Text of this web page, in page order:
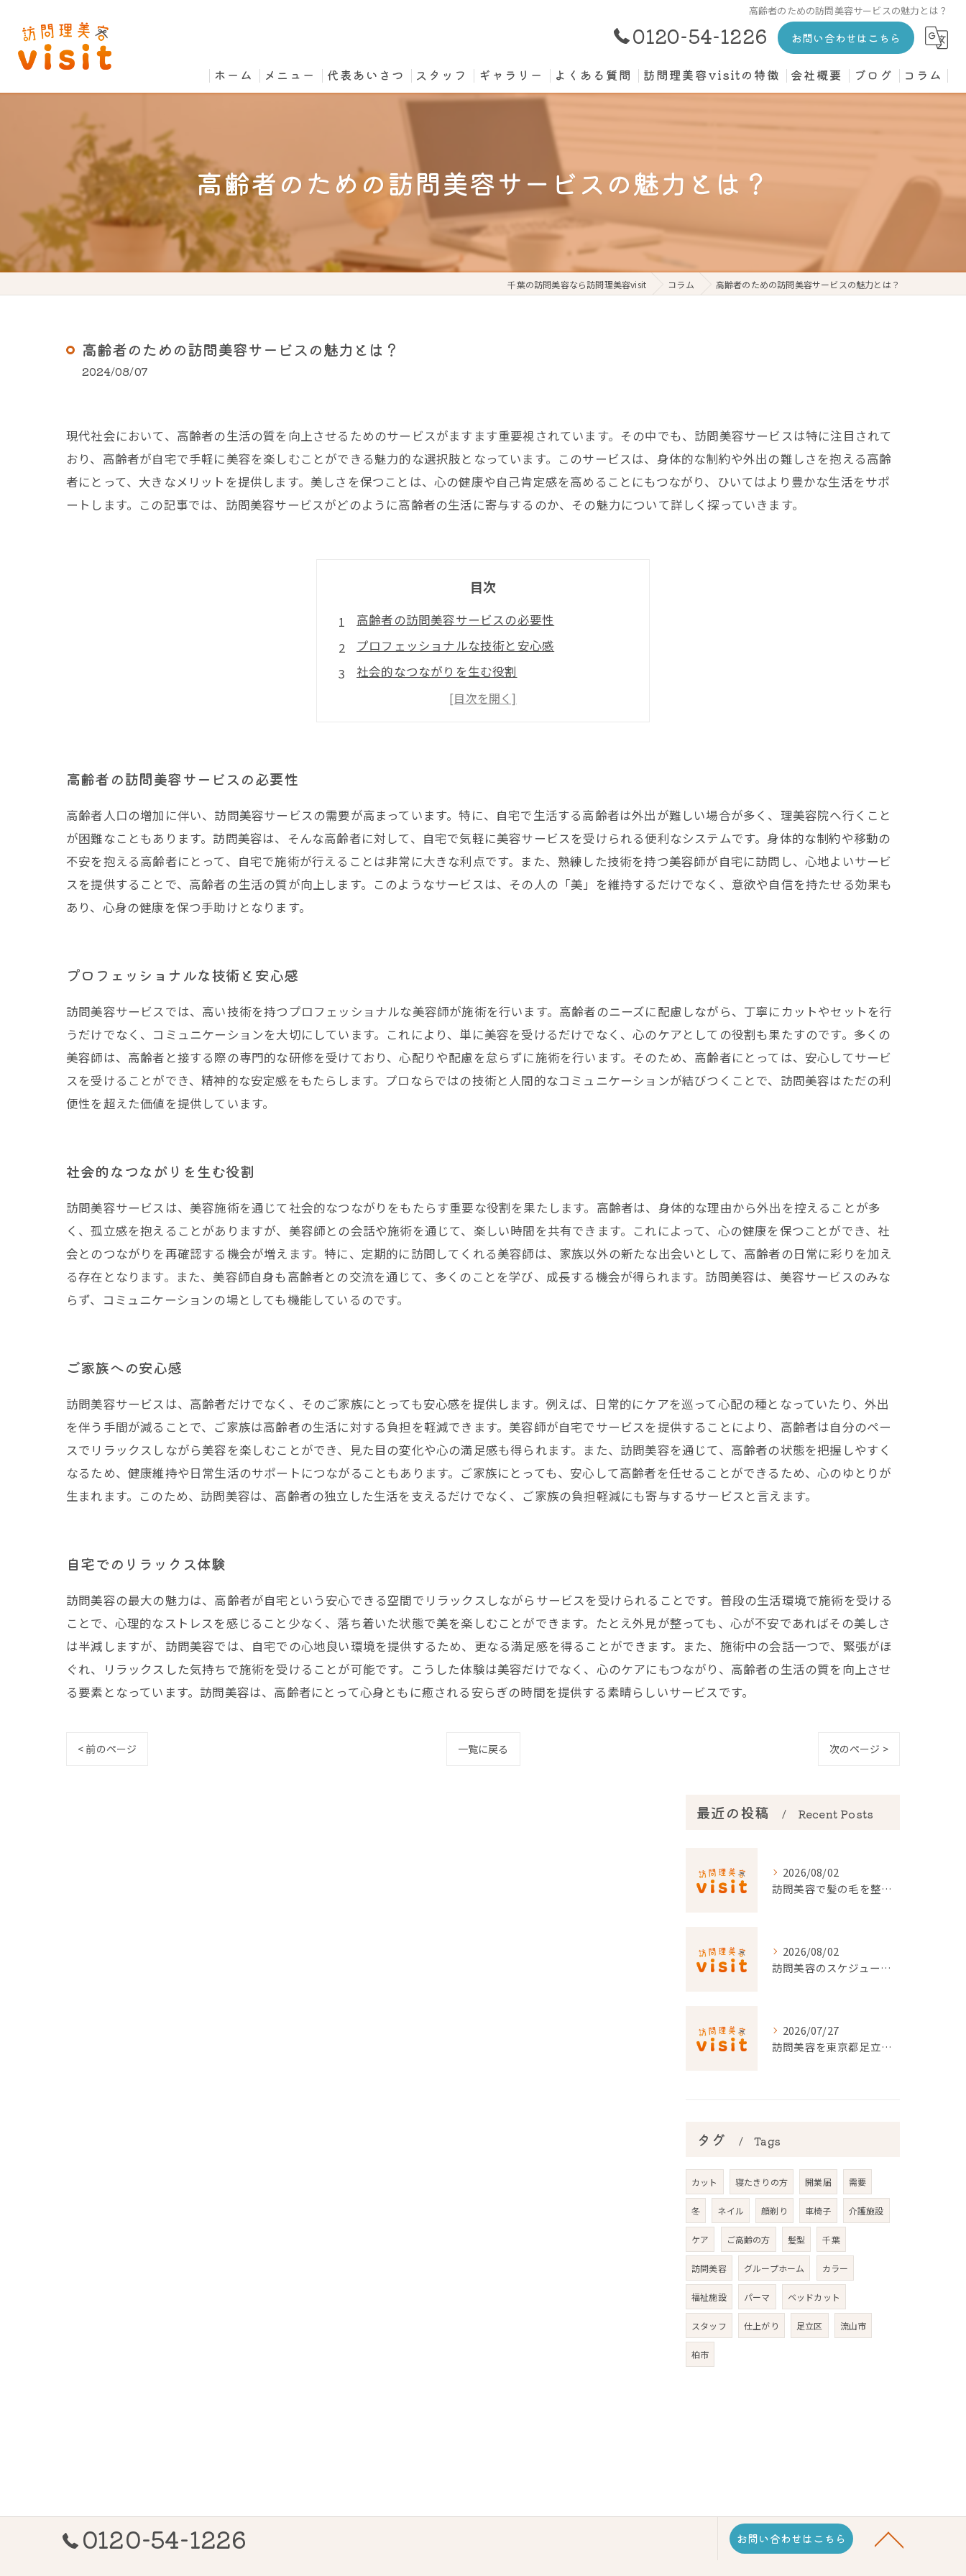
高齢者のための訪問美容サービスの魅力とは？
0120-54-1226 お問い合わせはこちら
ホーム メニュー 代表あいさつ スタッフ ギャラリー よくある質問 訪問理美容visitの特徴
高齢者
寝たきり
個人宅
会社概要 ブログ コラム
高齢者のための訪問美容サービスの魅力とは？
千葉の訪問美容なら訪問理美容visit コラム 高齢者のための訪問美容サービスの魅力とは？
高齢者のための訪問美容サービスの魅力とは？
2024/08/07
現代社会において、高齢者の生活の質を向上させるためのサービスがますます重要視されています。その中でも、訪問美容サービスは特に注目されて
おり、高齢者が自宅で手軽に美容を楽しむことができる魅力的な選択肢となっています。このサービスは、身体的な制約や外出の難しさを抱える高齢
者にとって、大きなメリットを提供します。美しさを保つことは、心の健康や自己肯定感を高めることにもつながり、ひいてはより豊かな生活をサポ
ートします。この記事では、訪問美容サービスがどのように高齢者の生活に寄与するのか、その魅力について詳しく探っていきます。
目次
高齢者の訪問美容サービスの必要性
プロフェッショナルな技術と安心感
社会的なつながりを生む役割
ご家族への安心感
高齢者の訪問美容サービスの必要性
高齢者人口の増加に伴い、訪問美容サービスの需要が高まっています。特に、自宅で生活する高齢者は外出が難しい場合が多く、理美容院へ行くこと
が困難なこともあります。訪問美容は、そんな高齢者に対して、自宅で気軽に美容サービスを受けられる便利なシステムです。身体的な制約や移動の
不安を抱える高齢者にとって、自宅で施術が行えることは非常に大きな利点です。また、熟練した技術を持つ美容師が自宅に訪問し、心地よいサービ
スを提供することで、高齢者の生活の質が向上します。このようなサービスは、その人の「美」を維持するだけでなく、意欲や自信を持たせる効果も
あり、心身の健康を保つ手助けとなります。
プロフェッショナルな技術と安心感
訪問美容サービスでは、高い技術を持つプロフェッショナルな美容師が施術を行います。高齢者のニーズに配慮しながら、丁寧にカットやセットを行
うだけでなく、コミュニケーションを大切にしています。これにより、単に美容を受けるだけでなく、心のケアとしての役割も果たすのです。多くの
美容師は、高齢者と接する際の専門的な研修を受けており、心配りや配慮を怠らずに施術を行います。そのため、高齢者にとっては、安心してサービ
スを受けることができ、精神的な安定感をもたらします。プロならではの技術と人間的なコミュニケーションが結びつくことで、訪問美容はただの利
便性を超えた価値を提供しています。
社会的なつながりを生む役割
訪問美容サービスは、美容施術を通じて社会的なつながりをもたらす重要な役割を果たします。高齢者は、身体的な理由から外出を控えることが多
く、孤立感を抱えることがありますが、美容師との会話や施術を通じて、楽しい時間を共有できます。これによって、心の健康を保つことができ、社
会とのつながりを再確認する機会が増えます。特に、定期的に訪問してくれる美容師は、家族以外の新たな出会いとして、高齢者の日常に彩りを加え
る存在となります。また、美容師自身も高齢者との交流を通じて、多くのことを学び、成長する機会が得られます。訪問美容は、美容サービスのみな
らず、コミュニケーションの場としても機能しているのです。
ご家族への安心感
訪問美容サービスは、高齢者だけでなく、そのご家族にとっても安心感を提供します。例えば、日常的にケアを巡って心配の種となっていたり、外出
を伴う手間が減ることで、ご家族は高齢者の生活に対する負担を軽減できます。美容師が自宅でサービスを提供することにより、高齢者は自分のペー
スでリラックスしながら美容を楽しむことができ、見た目の変化や心の満足感も得られます。また、訪問美容を通じて、高齢者の状態を把握しやすく
なるため、健康維持や日常生活のサポートにつながることもあります。ご家族にとっても、安心して高齢者を任せることができるため、心のゆとりが
生まれます。このため、訪問美容は、高齢者の独立した生活を支えるだけでなく、ご家族の負担軽減にも寄与するサービスと言えます。
自宅でのリラックス体験
訪問美容の最大の魅力は、高齢者が自宅という安心できる空間でリラックスしながらサービスを受けられることです。普段の生活環境で施術を受ける
ことで、心理的なストレスを感じること少なく、落ち着いた状態で美を楽しむことができます。たとえ外見が整っても、心が不安であればその美しさ
は半減しますが、訪問美容では、自宅での心地良い環境を提供するため、更なる満足感を得ることができます。また、施術中の会話一つで、緊張がほ
ぐれ、リラックスした気持ちで施術を受けることが可能です。こうした体験は美容だけでなく、心のケアにもつながり、高齢者の生活の質を向上させ
る要素となっています。訪問美容は、高齢者にとって心身ともに癒される安らぎの時間を提供する素晴らしいサービスです。
< 前のページ 一覧に戻る 次のページ >
最近の投稿 Recent Posts
2026/08/02
訪問美容で髪の毛を整える事前準備と安心料金ポイントを徹底解説
2026/08/02
訪問美容のスケジュール調整を東京都でスムーズに行うポイント
2026/07/27
訪問美容を東京都足立区で利用するための申請条件と手続き徹底ガイド
タグ Tags
カット 寝たきりの方 開業届 需要
冬 ネイル 顔剃り 車椅子 介護施設
ケア ご高齢の方 髪型 千葉
訪問美容 グループホーム カラー
福祉施設 パーマ ベッドカット
スタッフ 仕上がり 足立区 流山市
柏市
0120-54-1226 お問い合わせはこちら